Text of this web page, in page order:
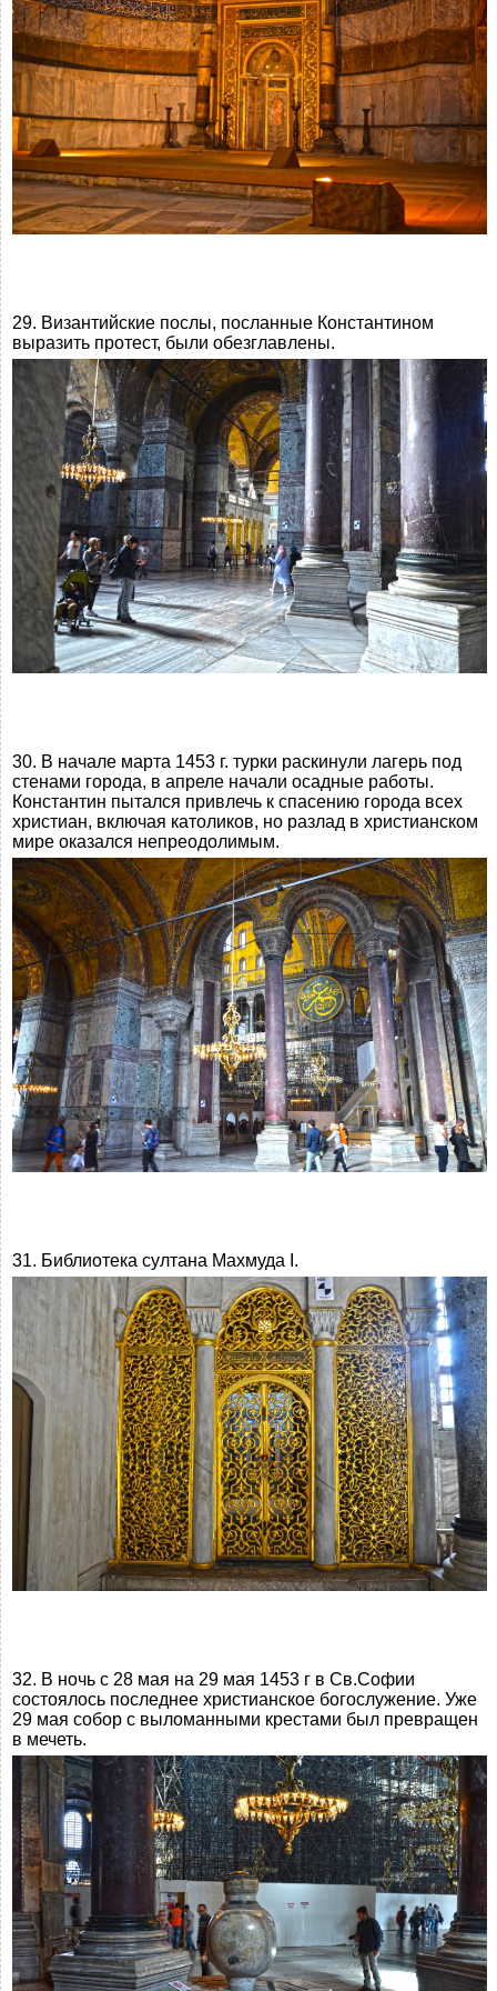
29. Византийские послы, посланные Константином
выразить протест, были обезглавлены.
30. В начале марта 1453 г. турки раскинули лагерь под
стенами города, в апреле начали осадные работы.
Константин пытался привлечь к спасению города всех
христиан, включая католиков, но разлад в христианском
мире оказался непреодолимым.
31. Библиотека султана Махмуда I.
32. В ночь с 28 мая на 29 мая 1453 г в Св.Софии
состоялось последнее христианское богослужение. Уже
29 мая собор с выломанными крестами был превращен
в мечеть.